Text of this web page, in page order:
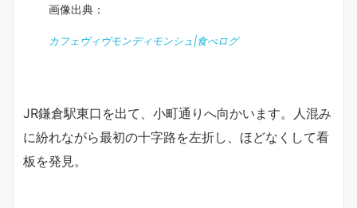
画像出典：
カフェヴィヴモンディモンシュ|食べログ
JR鎌倉駅東口を出て、小町通りへ向かいます。人混み
に紛れながら最初の十字路を左折し、ほどなくして看
板を発見。